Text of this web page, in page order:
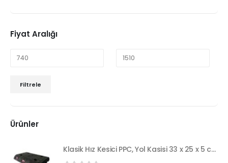
Fiyat Aralığı
Filtrele
Ürünler
Klasik Hız Kesici PPC, Yol Kasisi 33 x 25 x 5 cm